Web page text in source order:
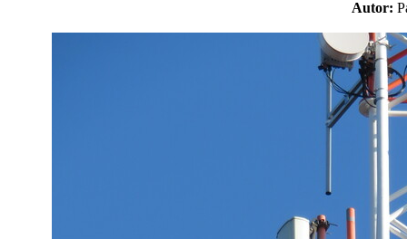
Autor: